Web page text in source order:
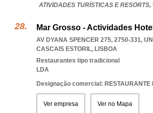
ATIVIDADES TURÍSTICAS E RESORTS,
Mar Grosso - Actividades
AV DYANA SPENCER 275, 2750-331,
CASCAIS ESTORIL, LISBOA
Restaurantes tipo tradicional
LDA
Designação comercial: RESTAURANTE
Ver empresa Ver no Mapa